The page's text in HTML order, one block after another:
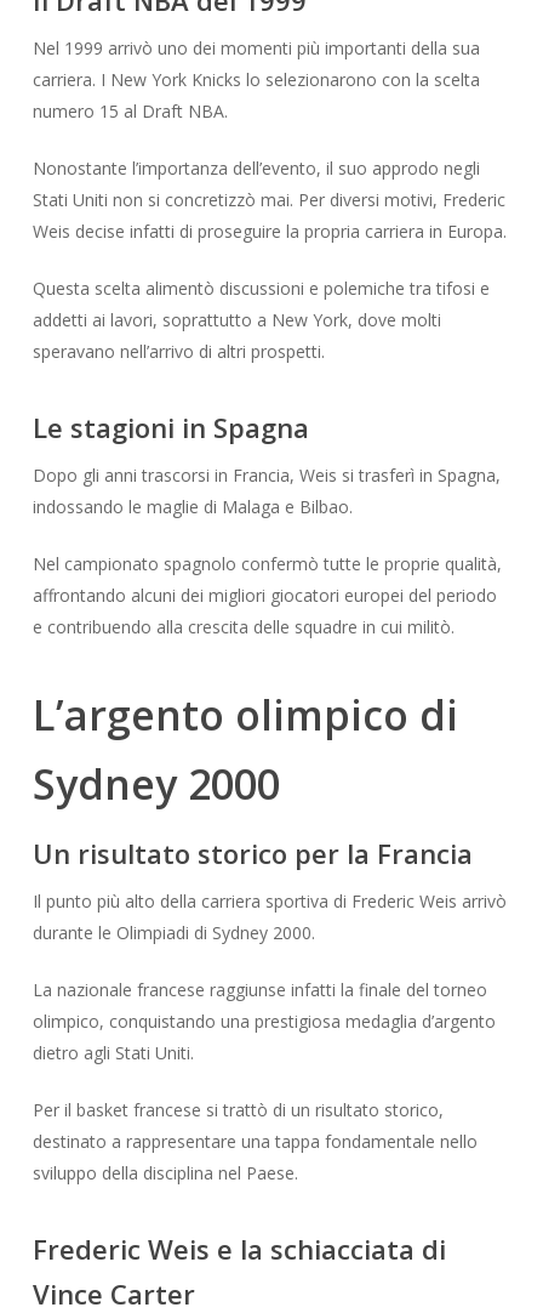
Nel 1999 arrivò uno dei momenti più importanti della sua
carriera. I New York Knicks lo selezionarono con la scelta
numero 15 al Draft NBA.
Nonostante l’importanza dell’evento, il suo approdo negli
Stati Uniti non si concretizzò mai. Per diversi motivi, Frederic
Weis decise infatti di proseguire la propria carriera in Europa.
Questa scelta alimentò discussioni e polemiche tra tifosi e
addetti ai lavori, soprattutto a New York, dove molti
speravano nell’arrivo di altri prospetti.
Le stagioni in Spagna
Dopo gli anni trascorsi in Francia, Weis si trasferì in Spagna,
indossando le maglie di Malaga e Bilbao.
Nel campionato spagnolo confermò tutte le proprie qualità,
affrontando alcuni dei migliori giocatori europei del periodo
e contribuendo alla crescita delle squadre in cui militò.
L’argento olimpico di
Sydney 2000
Un risultato storico per la Francia
Il punto più alto della carriera sportiva di Frederic Weis arrivò
durante le Olimpiadi di Sydney 2000.
La nazionale francese raggiunse infatti la finale del torneo
olimpico, conquistando una prestigiosa medaglia d’argento
dietro agli Stati Uniti.
Per il basket francese si trattò di un risultato storico,
destinato a rappresentare una tappa fondamentale nello
sviluppo della disciplina nel Paese.
Frederic Weis e la schiacciata di
Vince Carter